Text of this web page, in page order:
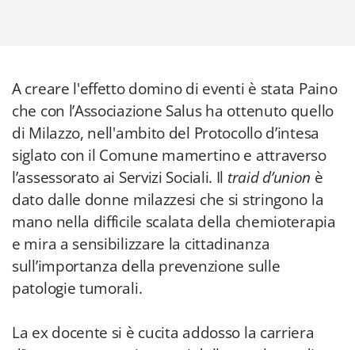
A creare l'effetto domino di eventi è stata Paino
che con l’Associazione Salus ha ottenuto quello
di Milazzo, nell'ambito del Protocollo d’intesa
siglato con il Comune mamertino e attraverso
l’assessorato ai Servizi Sociali. Il traid d’union è
dato dalle donne milazzesi che si stringono la
mano nella difficile scalata della chemioterapia
e mira a sensibilizzare la cittadinanza
sull’importanza della prevenzione sulle
patologie tumorali.
La ex docente si è cucita addosso la carriera